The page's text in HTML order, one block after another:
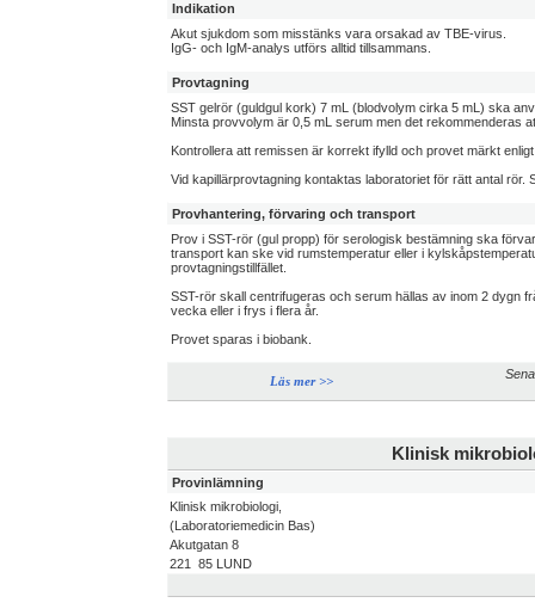
Indikation
Akut sjukdom som misstänks vara orsakad av TBE-virus.
IgG- och IgM-analys utförs alltid tillsammans.
Provtagning
SST gelrör (guldgul kork) 7 mL (blodvolym cirka 5 mL) ska
Minsta provvolym är 0,5 mL serum men det rekommenderas
Kontrollera att remissen är korrekt ifylld och provet märkt
Vid kapillärprovtagning kontaktas laboratoriet för rätt antal
Provhantering, förvaring och transport
Prov i SST-rör (gul propp) för serologisk bestämning ska
transport kan ske vid rumstemperatur eller i
provtagningstillfället.
SST-rör skall centrifugeras och serum hällas av inom 2 dygn
vecka eller i frys i flera år.
Provet sparas i biobank.
Läs mer >>
Klinisk
Provinlämning
Klinisk mikrobiologi,
(Laboratoriemedicin Bas)
Akutgatan 8
221 85 LUND